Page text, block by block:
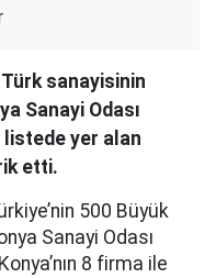
sanayisinin
Sanayi Odası
listede yer alan
etti.
500 Büyük
Sanayi Odası
8 firma ile